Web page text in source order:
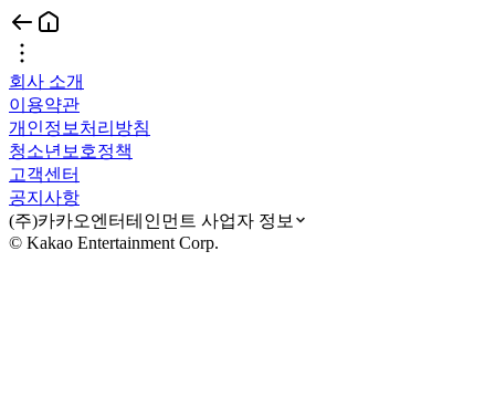
회사 소개
이용약관
개인정보처리방침
청소년보호정책
고객센터
공지사항
(주)카카오엔터테인먼트 사업자 정보
© Kakao Entertainment Corp.